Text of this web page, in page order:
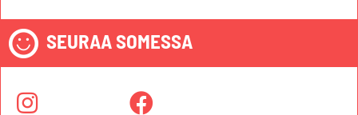
SEURAA SOMESSA